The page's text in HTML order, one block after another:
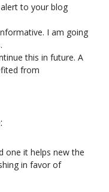
to your blog
I am going
this in future. A
from
one it helps new the
in favor of